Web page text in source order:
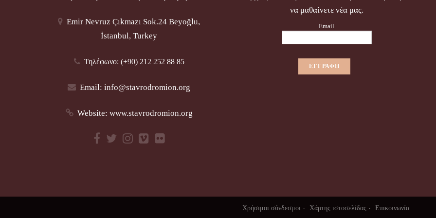
Emir Nevruz Çıkmazı Sok.24 Beyoğlu,
İstanbul, Turkey
Τηλέφωνο: (+90) 212 252 88 85
Email:info@stavrodromion.org
Website: www.stavrodromion.org
να μαθαίνετε νέα μας.
Email
Χρήσιμοι σύνδεσμοι Χάρτης ιστοσελίδας Επικοινωνία